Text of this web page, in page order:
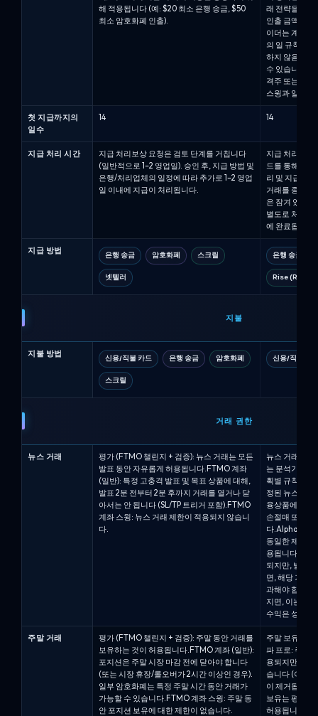
해 적용됩니다 (예: $20 최소 은행 송금, $50
최소 암호화폐 인출).
래 전략을 사
인출 금액은
이더는 계좌에
의 일 규칙(단
하지 않음)을
수 있습니다.
격주 또는 요
스윙과 알파
첫 지급까지의
일수
14 14
지급 처리 시간
지급 처리보상 요청은 검토 단계를 거칩니다
(일반적으로 1–2 영업일). 승인 후, 지급 방법 및
은행/처리업체의 일정에 따라 추가로 1–2 영업
일 이내에 지급이 처리됩니다.
지급 처리성
드를 통해 제
리 및 지급됩
거래를 종료해
은 잠겨 있습
별도로 처리되
에 완료됩니다.
지급 방법 은행 송금 암호화폐 스크릴
넷텔러
은행 송금
Rise
지불
지불 방법 신용/직불 카드 은행 송금 암호화폐
스크릴
신용/직불 카
거래 권한
뉴스 거래
평가 (FTMO 챌린지 + 검증): 뉴스 거래는 모든
발표 동안 자유롭게 허용됩니다.FTMO 계좌
(일반): 특정 고충격 발표 및 목표 상품에 대해,
발표 2분 전부터 2분 후까지 거래를 열거나 닫
아서는 안 됩니다 (SL/TP 트리거 포함).FTMO
계좌 스윙: 뉴스 거래 제한이 적용되지 않습니
다.
뉴스 거래는
는 분석가 계
획별 규칙을
정된 뉴스 발
융상품에 대한
손절매 또는
다.Alpha Pro
동일한 제한이
용됩니다
되지만, 발표
면, 해당 거래
과해야 합니다
지면, 이는 위
수익은 성과
주말 거래
평가 (FTMO 챌린지 + 검증): 주말 동안 거래를
보유하는 것이 허용됩니다.FTMO 계좌 (일반):
포지션은 주말 시장 마감 전에 닫아야 합니다
(또는 시장 휴장/롤오버가 2시간 이상인 경우).
일부 암호화폐는 특정 주말 시간 동안 거래가
가능할 수 있습니다.FTMO 계좌 스윙: 주말 동
안 포지션 보유에 대한 제한이 없습니다.
주말 보유 규
파 프로: 주말
용되지만, 자
습니다 (이 경
이 제거됩니다
보유는 평가
허용됩니다.주